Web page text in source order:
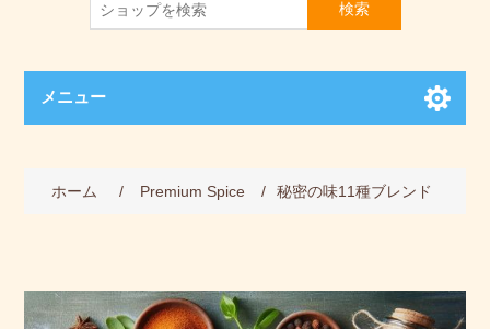
検索
メニュー
ホーム / Premium Spice / 秘密の味11種ブレンド